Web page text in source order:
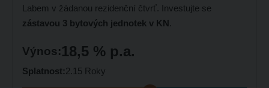
Labem v žádanou rezidenční čtvrť. Investujte se
zástavou 3 bytových jednotek v KN.
Výnos:18,5 % p.a.
Splatnost:2.15 Roky